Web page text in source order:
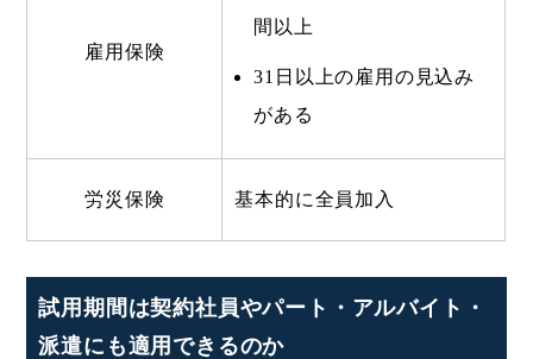
雇用保険
間以上
31日以上の雇用の見込み
がある
労災保険 基本的に全員加入
試用期間は契約社員やパート・アルバイト・
派遣にも適用できるのか